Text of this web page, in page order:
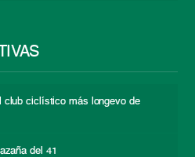
club ciclístico más longevo de
del 41